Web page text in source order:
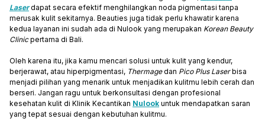
Laser dapat secara efektif menghilangkan noda pigmentasi tanpa
merusak kulit sekitarnya. Beauties juga tidak perlu khawatir karena
kedua layanan ini sudah ada di Nulook yang merupakan Korean Beauty
Clinicpertama di Bali.
Oleh karena itu, jika kamu mencari solusi untuk kulit yang kendur,
berjerawat, atau hiperpigmentasi, Thermagedan Pico Plus Laserbisa
menjadi pilihan yang menarik untuk menjadikan kulitmu lebih cerah dan
berseri. Jangan ragu untuk berkonsultasi dengan profesional
kesehatan kulit di Klinik Kecantikan Nulook untuk mendapatkan saran
yang tepat sesuai dengan kebutuhan kulitmu.